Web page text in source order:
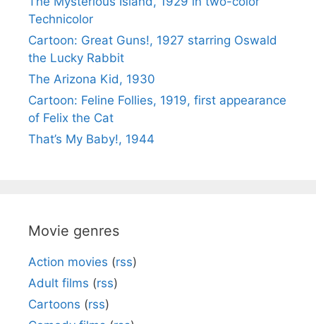
Technicolor
Cartoon: Great Guns!, 1927 starring Oswald
the Lucky Rabbit
The Arizona Kid, 1930
Cartoon: Feline Follies, 1919, first appearance
of Felix the Cat
That’s My Baby!, 1944
Movie genres
Action movies (rss)
Adult films (rss)
Cartoons (rss)